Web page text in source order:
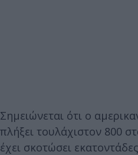
Σημειώνεται ότι ο
πλήξει τουλάχιστον 800
έχει σκοτώσει